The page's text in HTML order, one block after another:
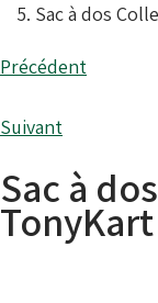
Sac à dos
Précédent
Suivant
Sac à
TonyKart